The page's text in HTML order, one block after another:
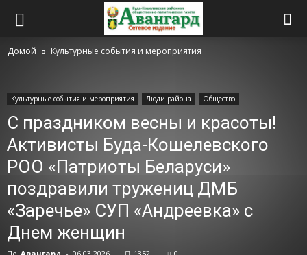
Домой Культурные события и мероприятия
Культурные события и мероприятия Люди района Общество
С праздником весны и красоты!
Активисты Буда-Кошелевского
РОО «Патриоты Беларуси»
поздравили тружениц ДМБ
«Заречье» СУП «Андреевка» с
Днем женщин